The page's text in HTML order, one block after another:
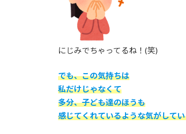
にじみでちゃってるね！(笑)
でも、この気持ちは
私だけじゃなくて
多分、子ども達のほうも
感じてくれているような気がして